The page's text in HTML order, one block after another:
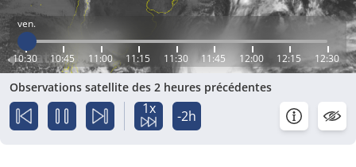
ven.
10:30 10:45 11:00 11:15 11:30 11:45 12:00 12:15 12:30
Observations satellite des 2 heures précédentes
1x -2h